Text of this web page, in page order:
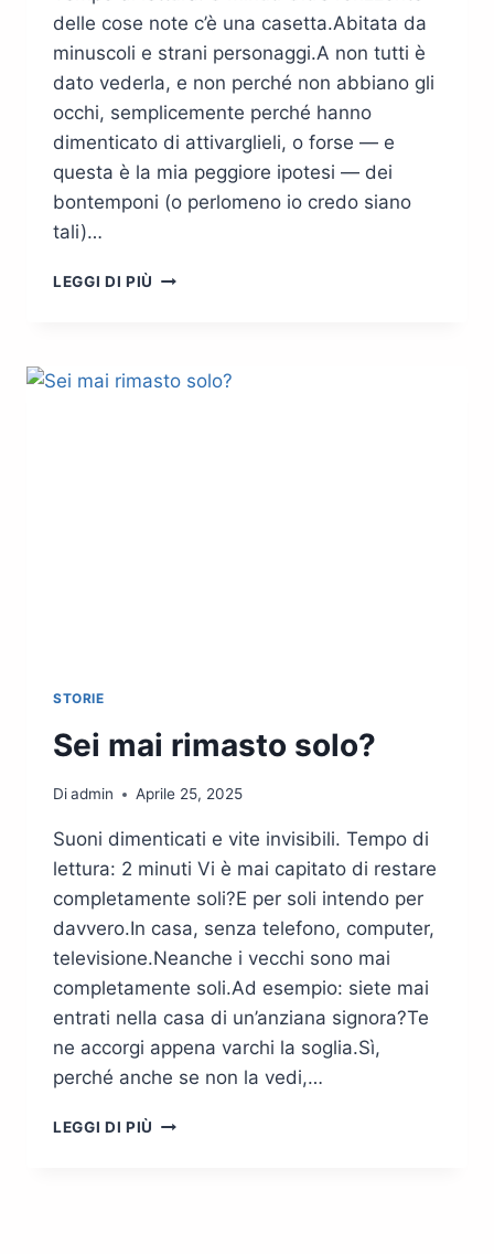
delle cose note c’è una casetta.Abitata da
minuscoli e strani personaggi.A non tutti è
dato vederla, e non perché non abbiano gli
occhi, semplicemente perché hanno
dimenticato di attivarglieli, o forse — e
questa è la mia peggiore ipotesi — dei
bontemponi (o perlomeno io credo siano
tali)…
LEGGI DI PIÙ OLTRE
STORIE
Sei mai rimasto solo?
Diadmin Aprile 25, 2025
Suoni dimenticati e vite invisibili. Tempo di
lettura: 2 minuti Vi è mai capitato di restare
completamente soli?E per soli intendo per
davvero.In casa, senza telefono, computer,
televisione.Neanche i vecchi sono mai
completamente soli.Ad esempio: siete mai
entrati nella casa di un’anziana signora?Te
ne accorgi appena varchi la soglia.Sì,
perché anche se non la vedi,…
LEGGI DI PIÙ SEI